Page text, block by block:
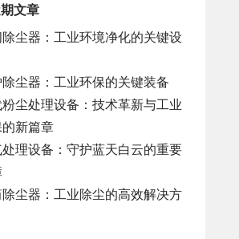
文章
尘器：工业环境净化的关键设
尘器：工业环保的关键装备
尘处理设备：技术革新与工业
新篇章
理设备：守护蓝天白云的重要
尘器：工业除尘的高效解决方